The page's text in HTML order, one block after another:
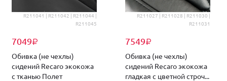
R211041 | R211042 | R211044 |
R211045
7049₽
Обивка (не чехлы)
сидений Recaro экокожа
с тканью Полет
R211027 | R211028 | R211030 |
R211031
7549₽
Обивка (не чехлы)
сидений Recaro экокожа
гладкая с цветной строч...